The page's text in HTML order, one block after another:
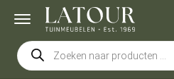
Producten
zoeken